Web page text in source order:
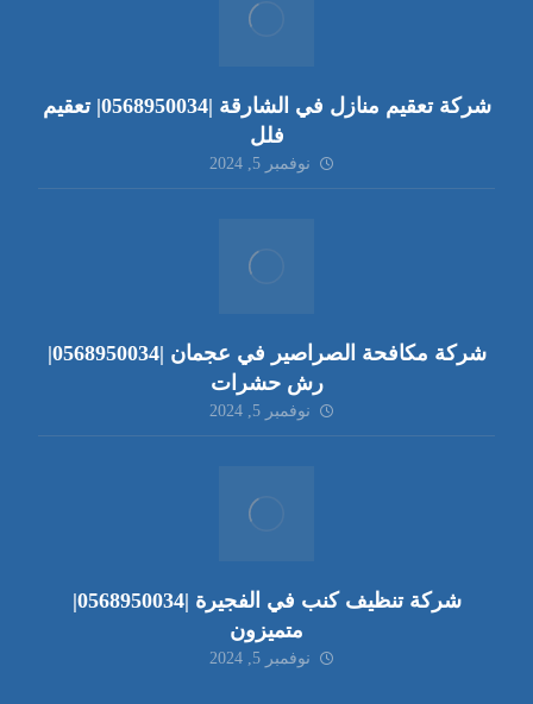
شركة تعقيم منازل في الشارقة |0568950034| تعقيم
فلل
نوفمبر 5, 2024
شركة مكافحة الصراصير في عجمان |0568950034|
رش حشرات
نوفمبر 5, 2024
شركة تنظيف كنب في الفجيرة |0568950034|
متميزون
نوفمبر 5, 2024